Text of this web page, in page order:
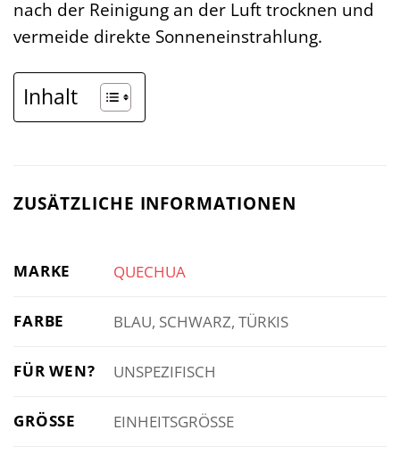
nach der Reinigung an der Luft trocknen und
vermeide direkte Sonneneinstrahlung.
Inhalt
ZUSÄTZLICHE INFORMATIONEN
MARKE QUECHUA
FARBE BLAU, SCHWARZ, TÜRKIS
FÜR WEN? UNSPEZIFISCH
GRÖSSE EINHEITSGRÖSSE